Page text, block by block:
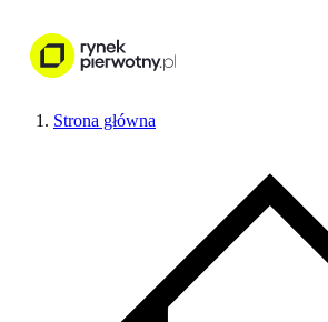
Strona główna